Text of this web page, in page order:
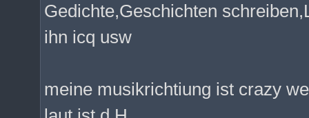
Gedichte,Geschichten
ihn icq usw
meine musikrichtiung ist crazy